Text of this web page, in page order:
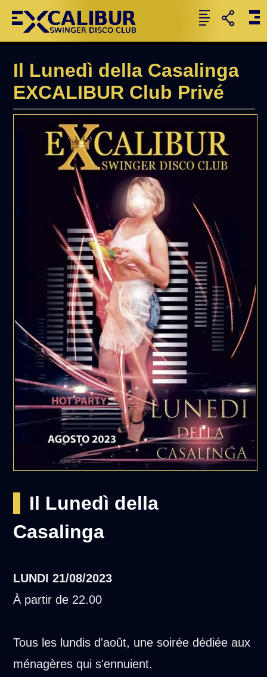
Il Lunedì della Casalinga
EXCALIBUR Club Privé
Il Lunedì della
Casalinga
LUNDI 21/08/2023
À partir de 22.00
Tous les lundis d'août, une soirée dédiée aux
ménagères qui s'ennuient.